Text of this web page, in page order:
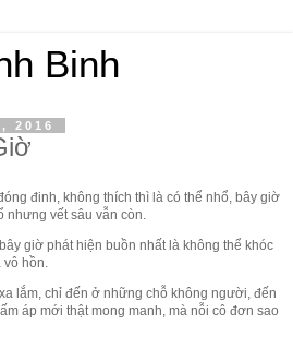
Binh
2016
đinh, không thích thì là có thể nhổ, bây giờ
vết sâu vẫn còn.
giờ phát hiện buồn nhất là không thể khóc
hồn.
lắm, chỉ đến ở những chỗ không người, đến
áp mới thật mong manh, mà nỗi cô đơn sao